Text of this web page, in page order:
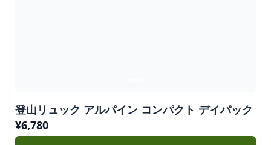
登山リュック アルパイン コンパクト デイパック
¥6,780